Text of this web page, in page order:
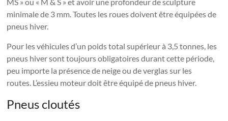
minimale de 3 mm. Toutes les roues doivent être équipées de
pneus hiver.
Pour les véhicules d’un poids total supérieur à 3,5 tonnes, les
pneus hiver sont toujours obligatoires durant cette période,
peu importe la présence de neige ou de verglas sur les
routes. L’essieu moteur doit être équipé de pneus hiver.
Pneus cloutés